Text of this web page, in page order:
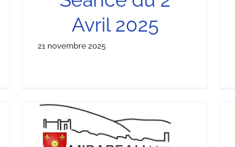
Avril 2025
21 novembre 2025
Séance du 30 Octobre 2023